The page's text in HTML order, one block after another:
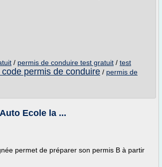
/ permis de conduire test gratuit / test
permis de conduire / permis de
Ecole la ...
permet de préparer son permis B à partir